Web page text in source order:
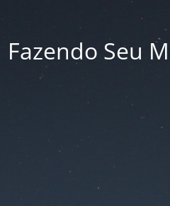
Fazendo Seu